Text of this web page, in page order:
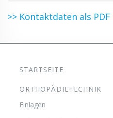
>> Kontaktdaten als PDF
STARTSEITE
ORTHOPÄDIETECHNIK
Einlagen